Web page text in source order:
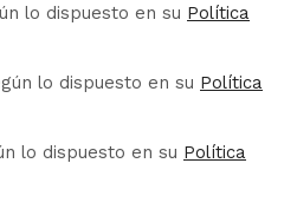
lo dispuesto en su Política
lo dispuesto en su Política
lo dispuesto en su Política